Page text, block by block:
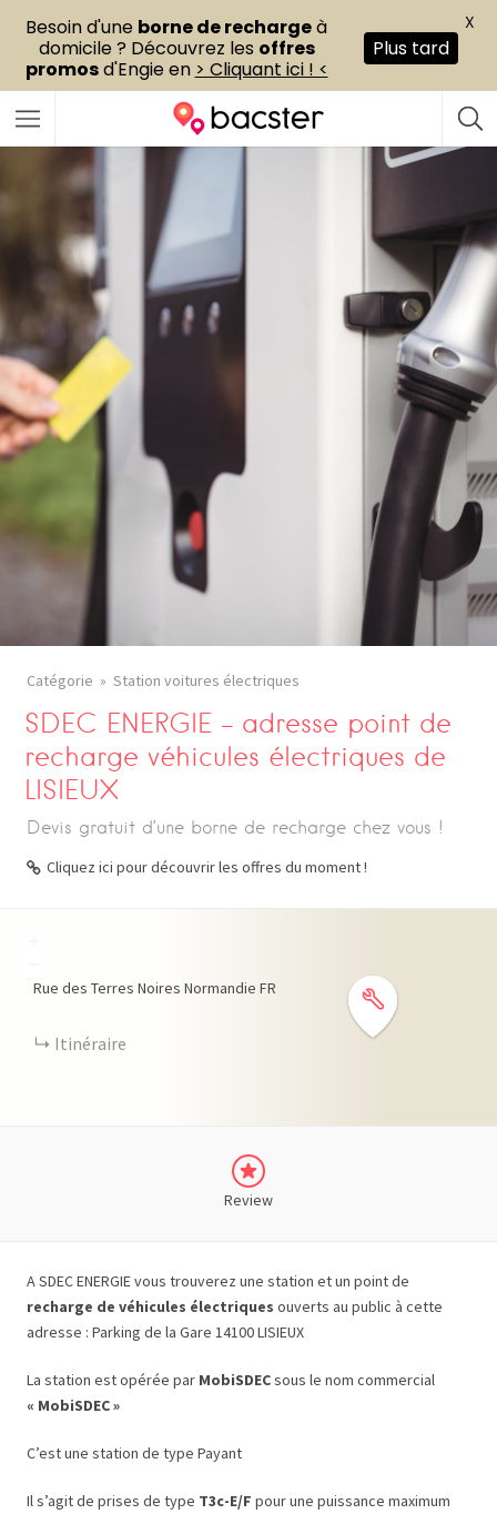
Catégorie Station voitures électriques
SDEC ENERGIE – adresse point de
recharge véhicules électriques de
LISIEUX
Devis gratuit d’une borne de recharge chez vous !
Cliquez ici pour découvrir les offres du moment !
Rue des Terres Noires Normandie FR
Itinéraire
Review
A SDEC ENERGIE vous trouverez une station et un point de
recharge de véhicules électriques ouverts au public à cette
adresse : Parking de la Gare 14100 LISIEUX
La station est opérée par MobiSDECsous le nom commercial
« MobiSDEC »
C’est une station de type Payant
Il s’agit de prises de type T3c-E/F pour une puissance maximum
Besoin d'une borne de rechargeà
domicile ? Découvrez les offres
promosd'Engie en > Cliquant ici ! <
Plus tard
X